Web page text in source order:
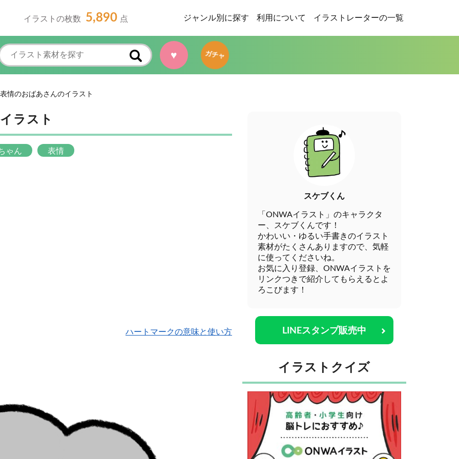
イラストの枚数 5,890 点 ジャンル別に探す 利用について イラストレーターの一覧
♥ ガチャ
情のおばあさんのイラスト
ラスト
ゃん 表情
ハートマークの意味と使い方
スケブくん
「ONWAイラスト」のキャラクタ
ー、スケブくんです！
かわいい・ゆるい手書きのイラスト
素材がたくさんありますので、気軽
に使ってくださいね。
お気に入り登録、ONWAイラストを
リンクつきで紹介してもらえるとよ
ろこびます！
LINEスタンプ販売中
イラストクイズ